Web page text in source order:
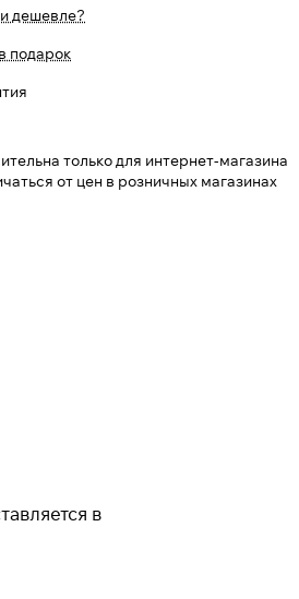
дешевле?
подарок
только для интернет-магазина
от цен в розничных магазинах
в